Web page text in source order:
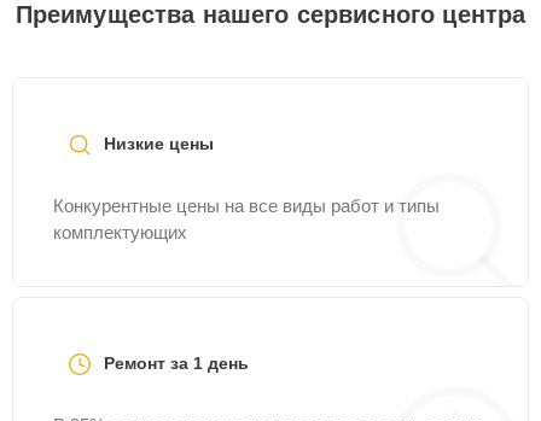
Преимущества нашего сервисного центра
Низкие цены
Конкурентные цены на все виды работ и типы
комплектующих
Ремонт за 1 день